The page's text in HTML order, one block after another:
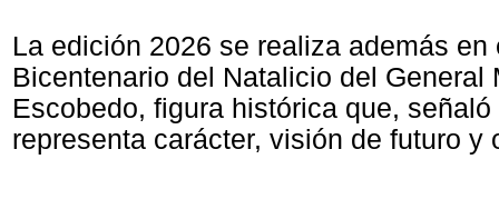
La edición 2026 se realiza además en
Bicentenario del Natalicio del General
Escobedo, figura histórica que,
representa carácter, visión de futuro y